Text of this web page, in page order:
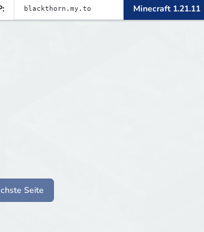
a world driven by players.
1.21.11 with Simple Voice
Minecraft 1.21.11
Seite